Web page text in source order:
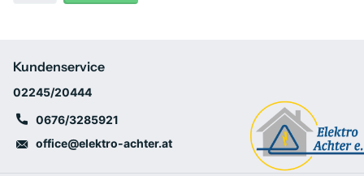
Kundenservice
02245/20444
0676/3285921
office@elektro-achter.at